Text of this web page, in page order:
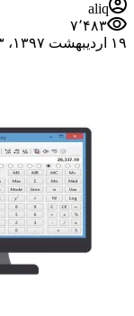
aliq
۷٬۴۸۳
۱۹ اردیبهشت ۱۳۹۷،‏ ۲۱:۰۳